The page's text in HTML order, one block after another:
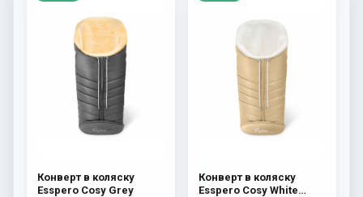
Конверт в коляску
Esspero Cosy Grey
Конверт в коляску
Esspero Cosy White